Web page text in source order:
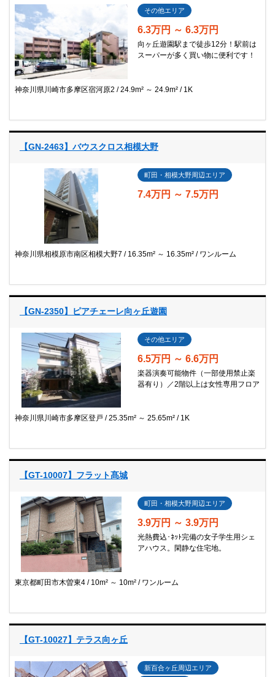
その他エリア
6.3万円 ～ 6.3万円
向ヶ丘遊園駅まで徒歩12分！駅前は
スーパーが多く買い物に便利です！
神奈川県川崎市多摩区宿河原2 24.9m² ～ 24.9m² 1K
【GN-2463】バウスクロス相模大野
町田・相模大野周辺エリア
7.4万円 ～ 7.5万円
神奈川県相模原市南区相模大野7 16.35m² ～ 16.35m² ワンルーム
【GN-2350】ピアチェーレ向ヶ丘遊園
その他エリア
6.5万円 ～ 6.6万円
楽器演奏可能物件（一部使用禁止楽
器有り）／2階以上は女性専用フロア
神奈川県川崎市多摩区登戸 25.35m² ～ 25.65m² 1K
【GT-10007】フラット髙城
町田・相模大野周辺エリア
3.9万円 ～ 3.9万円
光熱費込･ﾈｯﾄ完備の女子学生用シェ
アハウス。閑静な住宅地。
東京都町田市木曽東4 10m² ～ 10m² ワンルーム
【GT-10027】テラス向ヶ丘
新百合ヶ丘周辺エリア